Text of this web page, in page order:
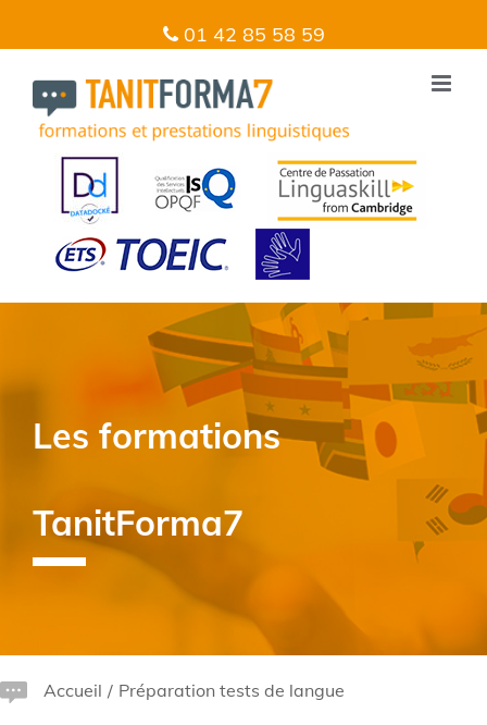
01 42 85 58 59
Les formations
TanitForma7
Accueil / Préparation tests de langue